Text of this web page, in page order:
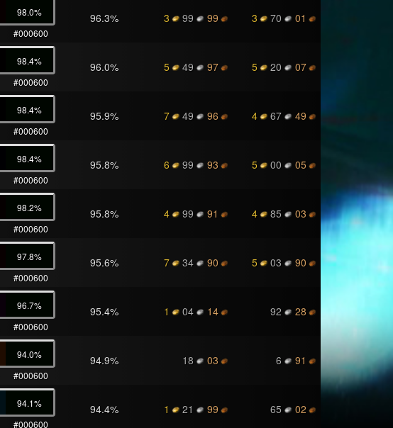
98.0%
#000600
96.3% 3 99 99 3 70 01
98.4%
#000600
96.0% 5 49 97 5 20 07
98.4%
#000600
95.9% 7 49 96 4 67 49
98.4%
#000600
95.8% 6 99 93 5 00 05
98.2%
#000600
95.8% 4 99 91 4 85 03
97.8%
#000600
95.6% 7 34 90 5 03 90
96.7%
#000600
95.4% 1 04 14 92 28
94.0%
#000600
94.9% 18 03 6 91
94.1%
#000600
94.4% 1 21 99 65 02